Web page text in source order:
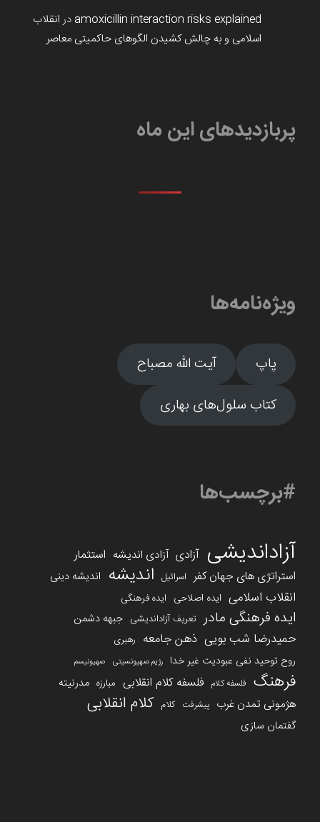
amoxicillin interaction risks explained درانقلاب
اسلامی و به چالش کشیدن الگوهای حاکمیتی معاصر
پربازدیدهای این ماه
ویژه‌نامه‌ها
پاپ
آیت الله مصباح
کتاب سلول‌های بهاری
#برچسب‌ها
آزاداندیشی آزادی آزادی اندیشه استثمار
استراتژی های جهان کفر اسرائیل اندیشه اندیشه دینی
انقلاب اسلامی ایده اصلاحی ایده فرهنگی
ایده فرهنگی مادر تعریف آزاداندیشی جبهه دشمن
حمیدرضا شب بویی ذهن جامعه رهبری
روح توحید نفی عبودیت غیر خدا رژیم صهیونسیتی صهیونیسم
فرهنگ فلسفه کلام فلسفه کلام انقلابی مبارزه مدرنیته
هژمونی تمدن غرب پیشرفت کلام کلام انقلابی
گفتمان سازی